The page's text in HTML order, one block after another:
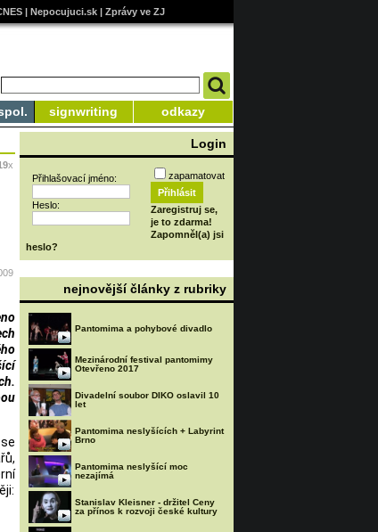
| Nepocujuci.sk| Zprávy ve ZJ
signwriting odkazy
x
Login
Přihlašovací jméno:
Heslo:
zapamatovat
Zaregistruj se,
je to zdarma!
Zapomněl(a) jsi
heslo?
nejnovější články z rubriky
Pantomima a pohybové divadlo
Mezinárodní festival pantomimy
Otevřeno 2017
Divadelní soubor DIKO oslavil 10
let
Pantomima neslyšících + Labyrint
Brno
Pantomima neslyšící moc
nezajímá
Stanislav Kleisner - držitel Ceny
za přínos k rozvoji české kultury